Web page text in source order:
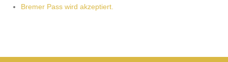
Bremer Pass wird akzeptiert.